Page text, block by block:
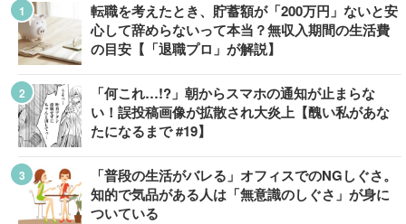
転職を考えたとき、貯蓄額が「200万円」ないと安
心して辞めらないって本当？無収入期間の生活費
の目安【「退職プロ」が解説】
「何これ…!?」朝からスマホの通知が止まらな
い！誤投稿画像が拡散され大炎上【醜い私があな
たになるまで #19】
「普段の生活がバレる」オフィスでのNGしぐさ。
知的で気品がある人は「無意識のしぐさ」が身に
ついている